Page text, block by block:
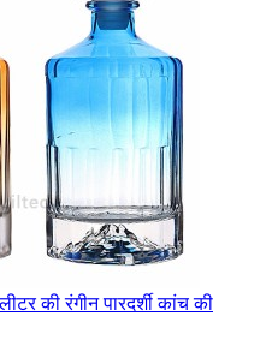
की रंगीन पारदर्शी कांच की